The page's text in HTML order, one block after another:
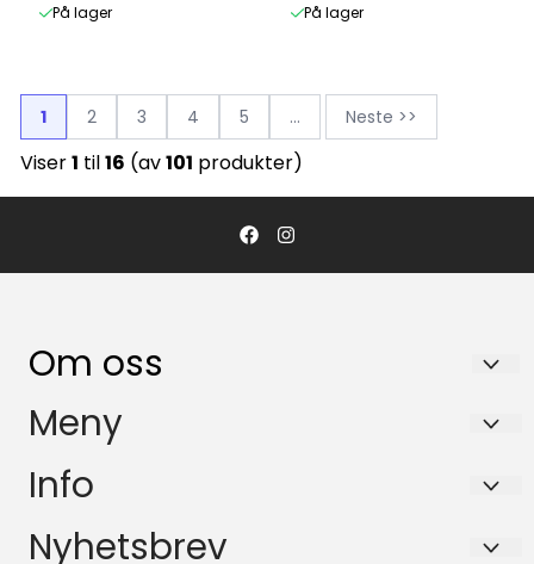
På lager På lager
1 2 3 4 5 ... Neste >>
Viser1 til16 (av101 produkter)
Om oss
NOR LINER SCANDINAVIA AS
Pb. 43 / Sjøskogeveien 7
1407 Vinterbro
Org. nr. 916946732
Meny
Tilbud
Info
Tilbud
Nyhetsbrev